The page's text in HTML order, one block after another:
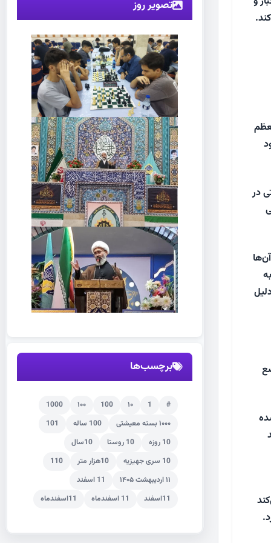
در
تصویر روز
برچسب‌ها
#
1 ۱۰ 100 ۱۰۰
1000
۱۰۰۰ بسته معیشتی
100 ساله
101
10 روزه
10 روستا
10سال
10 سری جهیزیه
10هزار متر
110
۱۱ اردیبهشت ۱۴۰۵
11 اسفند
11اسفند
11 اسفندماه 11اسفندماه